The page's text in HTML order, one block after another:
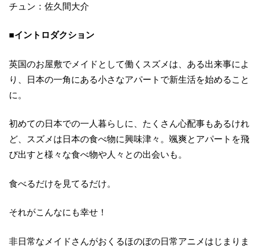
チュン：佐久間大介
■イントロダクション
英国のお屋敷でメイドとして働くスズメは、ある出来事によ
り、日本の一角にある小さなアパートで新生活を始めること
に。
初めての日本での一人暮らしに、たくさん心配事もあるけれ
ど、スズメは日本の食べ物に興味津々。颯爽とアパートを飛
び出すと様々な食べ物や人々との出会いも。
食べるだけを見てるだけ。
それがこんなにも幸せ！
非日常なメイドさんがおくるほのぼの日常アニメはじまりま